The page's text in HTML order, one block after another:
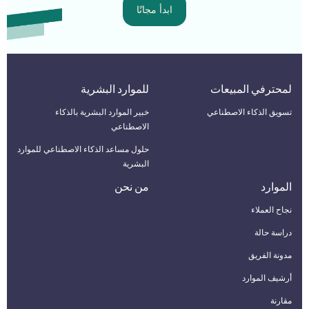
ابدأ مجانًا
لمحترفي المبيعات
تسويق الذكاء الاصطناعي
للموارد البشرية
خبير الموارد البشرية بالذكاء
الاصطناعي
حلول مساعد الذكاء الاصطناعي للموارد
البشرية
الموارد
نجاح العملاء
دراسة حالة
مدونة الفريق
أرشيف الموارد
مقارنة
من نحن